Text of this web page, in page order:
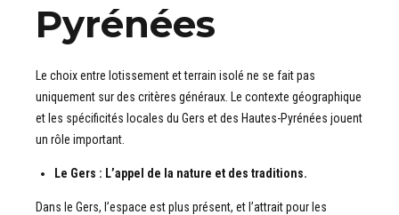
Pyrénées
Le choix entre lotissement et terrain isolé ne se fait pas
uniquement sur des critères généraux. Le contexte géographique
et les spécificités locales du Gers et des Hautes-Pyrénées jouent
un rôle important.
Le Gers : L’appel de la nature et des traditions.
Dans le Gers, l’espace est plus présent, et l’attrait pour les